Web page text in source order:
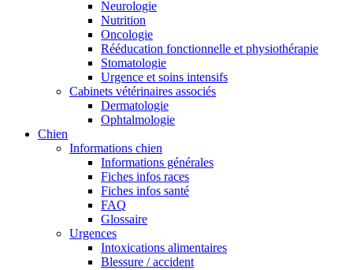
Neurologie
Nutrition
Oncologie
Rééducation fonctionnelle et physiothérapie
Stomatologie
Urgence et soins intensifs
Cabinets vétérinaires associés
Dermatologie
Ophtalmologie
Chien
Informations chien
Informations générales
Fiches infos races
Fiches infos santé
FAQ
Glossaire
Urgences
Intoxications alimentaires
Blessure / accident